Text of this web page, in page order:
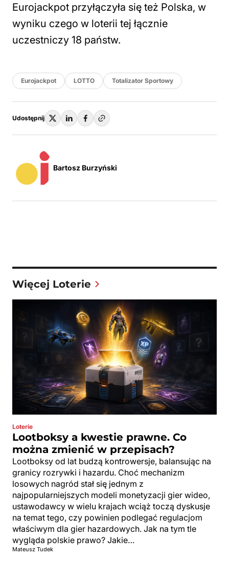
Eurojackpot przyłączyła się też Polska, w
wyniku czego w loterii tej łącznie
uczestniczy 18 państw.
Eurojackpot LOTTO Totalizator Sportowy
Udostępnij
Bartosz Burzyński
Więcej Loterie
Loterie
Lootboksy a kwestie prawne. Co
można zmienić w przepisach?
Lootboksy od lat budzą kontrowersje, balansując na
granicy rozrywki i hazardu. Choć mechanizm
losowych nagród stał się jednym z
najpopularniejszych modeli monetyzacji gier wideo,
ustawodawcy w wielu krajach wciąż toczą dyskusje
na temat tego, czy powinien podlegać regulacjom
właściwym dla gier hazardowych. Jak na tym tle
wygląda polskie prawo? Jakie…
Mateusz Tudek